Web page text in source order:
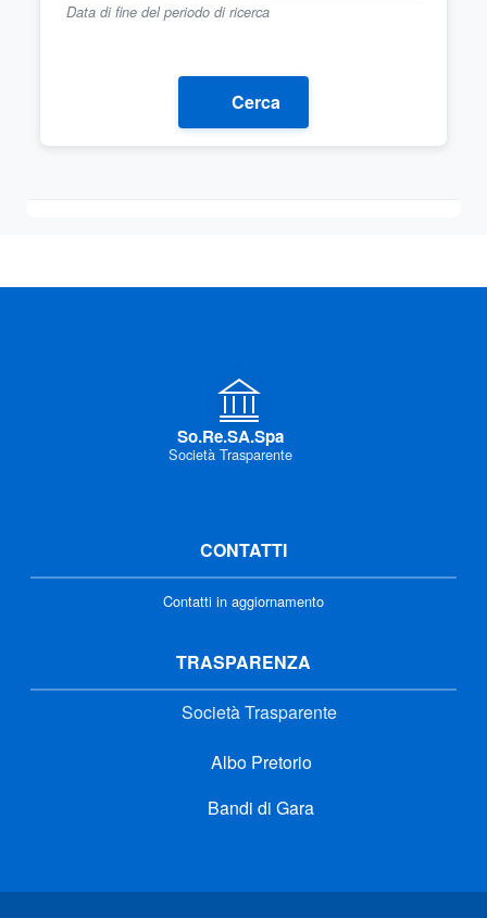
Data di fine del periodo di ricerca
Cerca
So.Re.SA.Spa
Società Trasparente
CONTATTI
Contatti in aggiornamento
TRASPARENZA
Società Trasparente
Albo Pretorio
Bandi di Gara